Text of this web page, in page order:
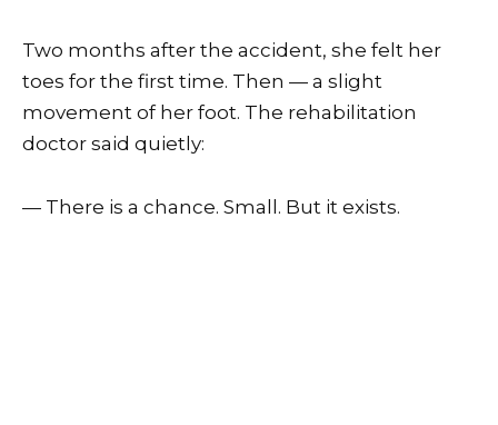
Two months after the accident, she felt her
toes for the first time. Then — a slight
movement of her foot. The rehabilitation
doctor said quietly:
— There is a chance. Small. But it exists.